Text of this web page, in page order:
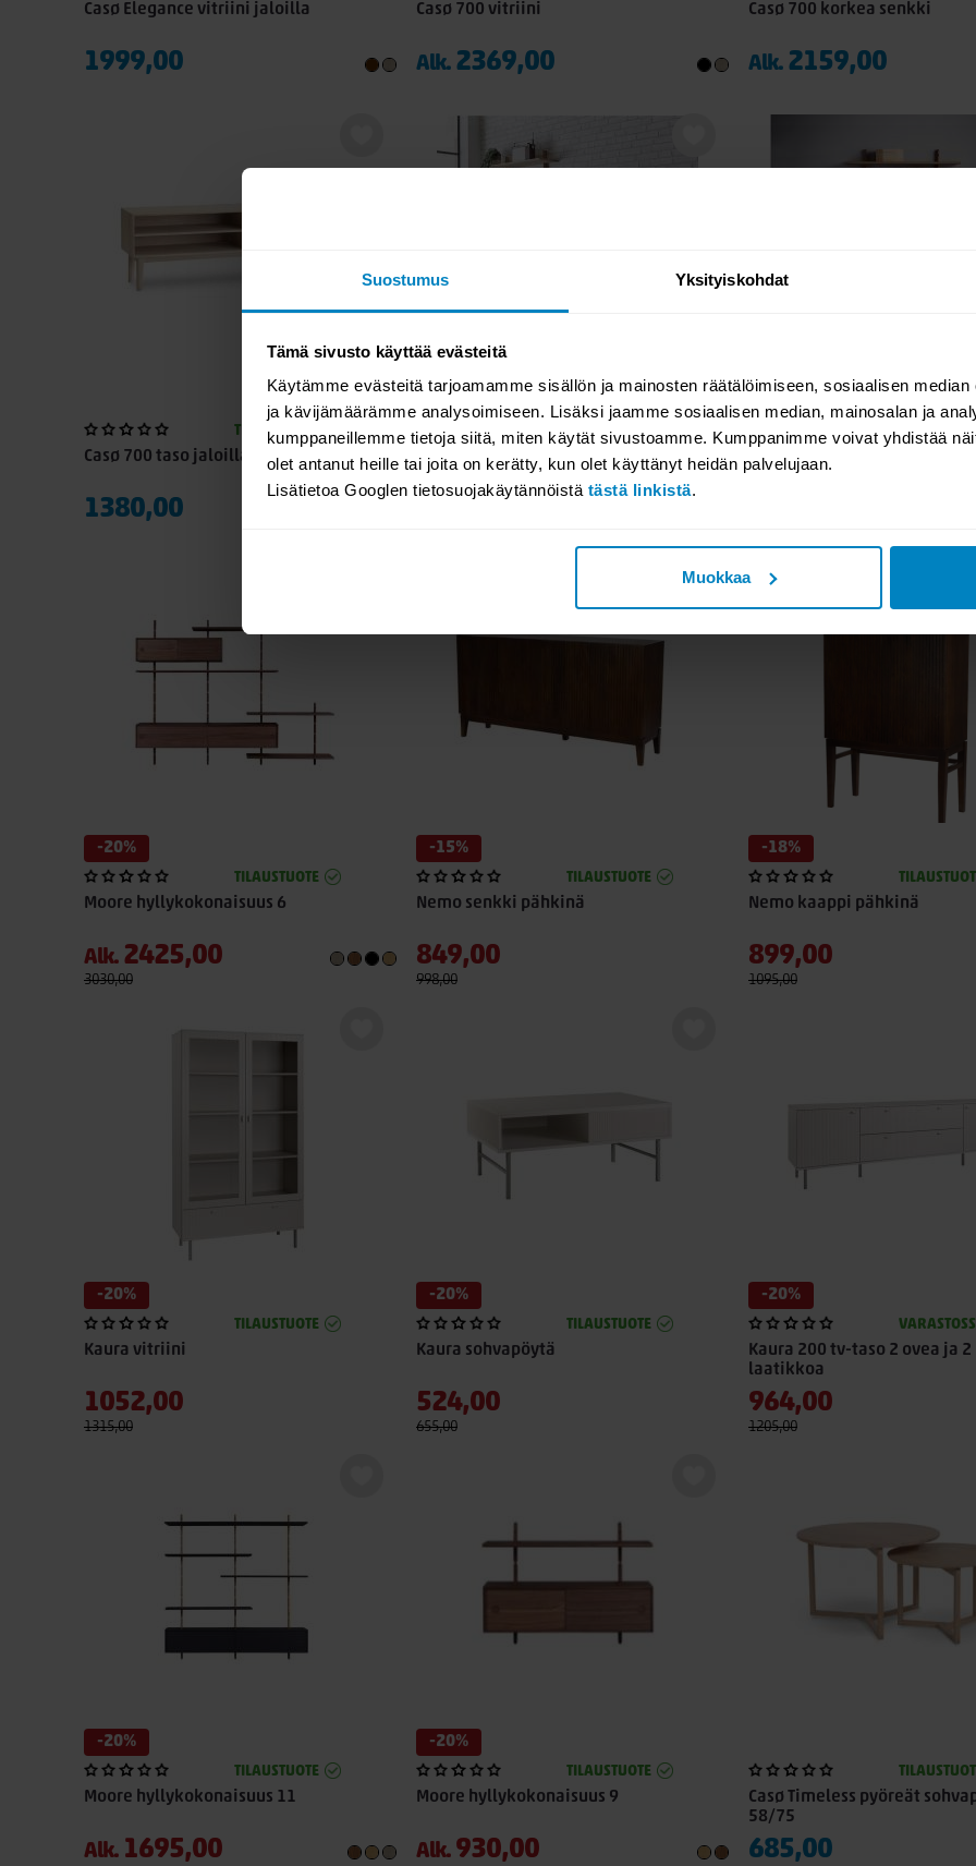
Suostumus Yksityiskohdat
Tämä sivusto käyttää evästeitä
Käytämme evästeitä tarjoamamme sisällön ja mainosten räätälöimiseen, sosiaalisen
ja kävijämäärämme analysoimiseen. Lisäksi jaamme sosiaalisen median, mainosalan ja
kumppaneillemme tietoja siitä, miten käytät sivustoamme. Kumppanimme voivat yhdistää
olet antanut heille tai joita on kerätty, kun olet käyttänyt heidän palvelujaan.
Lisätietoa Googlen tietosuojakäytännöistä tästä linkistä.
Muokkaa
Casø Elegance vitriini jaloilla
1999,00
Casø 700 vitriini
Alk. 2369,00
Casø 700 korkea senkki
Alk. 2159,00
TILAUSTUOTE
Casø 700 taso jaloilla
1380,00
TILAUSTUOTE
Moore hyllykokonaisuus A Moore hyllykokonaisuus B
-20%
TILAUSTUOTE
Moore hyllykokonaisuus 6
Alk. 2425,00
3030,00
-15%
TILAUSTUOTE
Nemo senkki pähkinä
849,00
998,00
-18%
Nemo kaappi pähkinä
899,00
1095,00
-20%
TILAUSTUOTE
Kaura vitriini
1052,00
1315,00
-20%
TILAUSTUOTE
Kaura sohvapöytä
524,00
655,00
-20%
Kaura 200 tv-taso 2 ovea ja 2
laatikkoa
964,00
1205,00
-20%
TILAUSTUOTE
Moore hyllykokonaisuus 11
Alk. 1695,00
-20%
TILAUSTUOTE
Moore hyllykokonaisuus 9
Alk. 930,00
Casø Timeless pyöreät
58/75
685,00